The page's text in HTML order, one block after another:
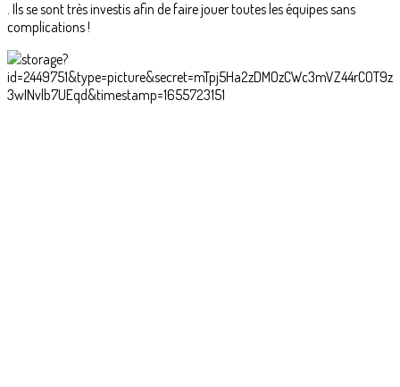
. Ils se sont très investis afin de faire jouer toutes les équipes sans
complications !